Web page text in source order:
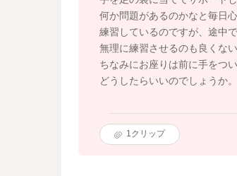
何か問題があるのかなと毎日
練習しているのですが、途中で
無理に練習させるのも良くな
ちなみにお座りは前に手をつ
どうしたらいいのでしょうか。
1クリップ